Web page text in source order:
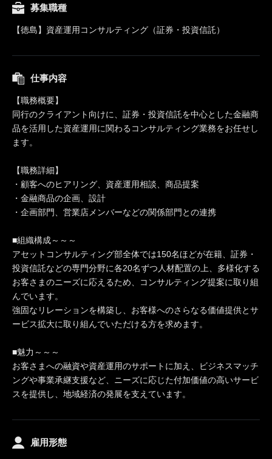
募集職種
【徳島】資産運用コンサルティング（証券・投資信託）
仕事内容
【職務概要】
同行のクライアント向けに、証券・投資信託を中心とした金融商
品を活用した資産運用に関わるコンサルティング業務をお任せし
ます。
【職務詳細】
・顧客へのヒアリング、資産運用相談、商品提案
・金融商品の企画、設計
・企画部門、営業店メンバーなどの関係部門との連携
■組織構成～～～
アセットコンサルティング部全体では150名ほどが在籍、証券・
投資信託などの専門分野に各20名ずつ人材配置の上、多様化する
お客さまのニーズに応えるため、コンサルティング提案に取り組
んでいます。
強固なリレーションを構築し、お客様へのさらなる価値提供とサ
ービス拡大に取り組んでいただける方を求めます。
■魅力～～～
お客さまへの融資や資産運用のサポートに加え、ビジネスマッチ
ングや事業承継支援など、ニーズに応じた付加価値の高いサービ
スを提供し、地域経済の発展を支えています。
雇用形態